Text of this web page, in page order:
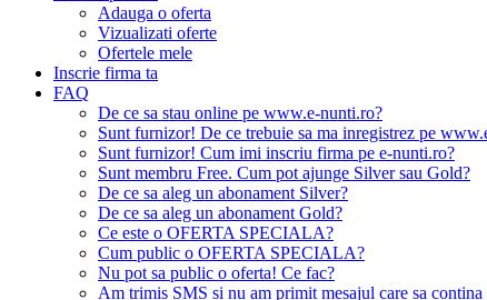
Adauga o oferta
Vizualizati oferte
Ofertele mele
Inscrie firma ta
FAQ
De ce sa stau online pe www.e-nunti.ro?
Sunt furnizor! De ce trebuie sa ma inregistrez pe
Sunt furnizor! Cum imi inscriu firma pe e-nunti.ro?
Sunt membru Free. Cum pot ajunge Silver sau Gold?
De ce sa aleg un abonament Silver?
De ce sa aleg un abonament Gold?
Ce este o OFERTA SPECIALA?
Cum public o OFERTA SPECIALA?
Nu pot sa public o oferta! Ce fac?
Am trimis SMS si nu am primit mesajul care sa